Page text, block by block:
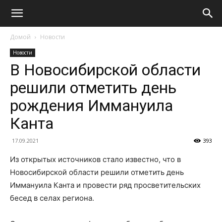
Домой Новости
Новости
В Новосибирской области
решили отметить день
рождения Иммануила
Канта
17.09.2021 393
Из открытых источников стало известно, что в
Новосибирской области решили отметить день
Иммануила Канта и провести ряд просветительских
бесед в селах региона.